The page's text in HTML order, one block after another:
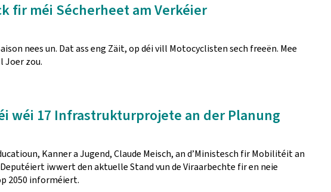
fir méi Sécherheet am Verkéier
nees un. Dat ass eng Zäit, op déi vill Motocyclisten sech freeën. Mee
Joer zou.
wéi 17 Infrastrukturprojete an der Planung
Kanner a Jugend, Claude Meisch, an d’Ministesch fir Mobilitéit an
iwwert den aktuelle Stand vun de Viraarbechte fir en neie
2050 informéiert.